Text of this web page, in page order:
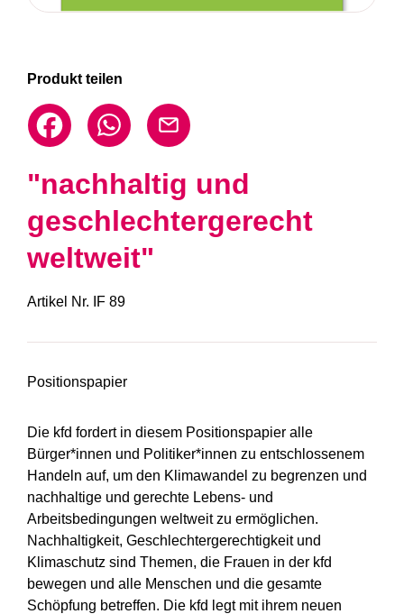
Produkt teilen
"nachhaltig und
geschlechtergerecht
weltweit"
Artikel Nr. IF 89
Positionspapier
Die kfd fordert in diesem Positionspapier alle
Bürger*innen und Politiker*innen zu entschlossenem
Handeln auf, um den Klimawandel zu begrenzen und
nachhaltige und gerechte Lebens- und
Arbeitsbedingungen weltweit zu ermöglichen.
Nachhaltigkeit, Geschlechtergerechtigkeit und
Klimaschutz sind Themen, die Frauen in der kfd
bewegen und alle Menschen und die gesamte
Schöpfung betreffen. Die kfd legt mit ihrem neuen